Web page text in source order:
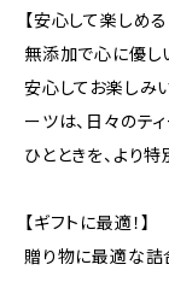
【安心して楽しめる
無添加で心に優し
安心してお楽しみ
ーツは、日々のテ
ひとときを、より特
【ギフトに最適！】
贈り物に最適な詰